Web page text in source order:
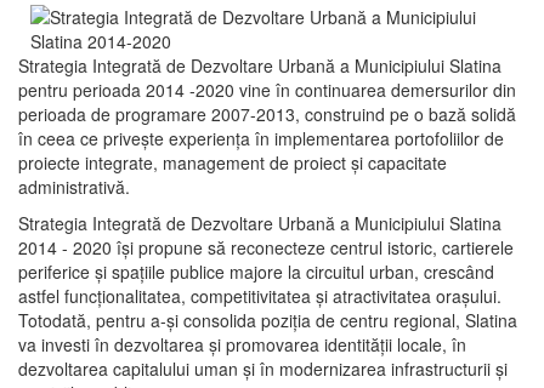
Strategia Integrată de Dezvoltare Urbană a Municipiului Slatina
pentru perioada 2014 -2020 vine în continuarea demersurilor din
perioada de programare 2007-2013, construind pe o bază solidă
în ceea ce priveşte experienţa în implementarea portofoliilor de
proiecte integrate, management de proiect și capacitate
administrativă.
Strategia Integrată de Dezvoltare Urbană a Municipiului Slatina
2014 - 2020 își propune să reconecteze centrul istoric, cartierele
periferice şi spaţiile publice majore la circuitul urban, crescând
astfel funcţionalitatea, competitivitatea şi atractivitatea oraşului.
Totodată, pentru a-şi consolida poziţia de centru regional, Slatina
va investi în dezvoltarea şi promovarea identităţii locale, în
dezvoltarea capitalului uman şi în modernizarea infrastructurii şi